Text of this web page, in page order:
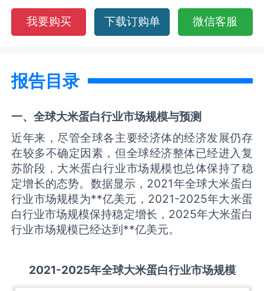
我要购买 下载订购单 微信客服
报告目录
一、全球大米蛋白行业市场规模与预测
近年来，尽管全球各主要经济体的经济发展仍存
在较多不确定因素，但全球经济整体已经进入复
苏阶段，大米蛋白行业市场规模也总体保持了稳
定增长的态势。数据显示，2021年全球大米蛋白
行业市场规模为**亿美元，2021-2025年大米蛋
白行业市场规模保持稳定增长，2025年大米蛋白
行业市场规模已经达到**亿美元。
2021-2025年全球大米蛋白行业市场规模